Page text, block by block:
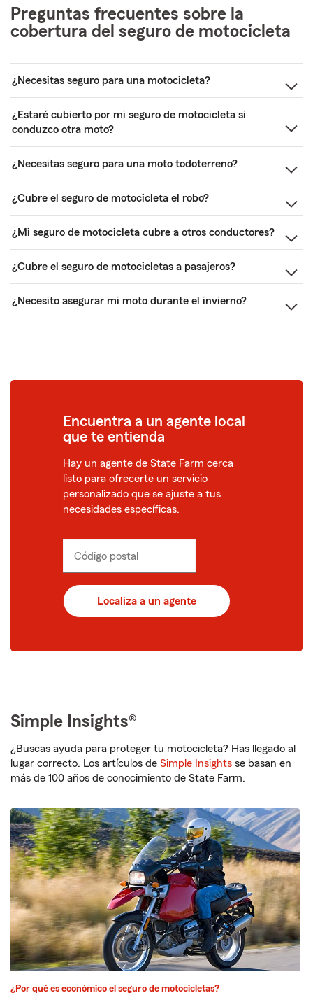
Preguntas frecuentes sobre la
cobertura del seguro de motocicleta
¿Necesitas seguro para una motocicleta?
¿Estaré cubierto por mi seguro de motocicleta si
conduzco otra moto?
¿Necesitas seguro para una moto todoterreno?
¿Cubre el seguro de motocicleta el robo?
¿Mi seguro de motocicleta cubre a otros conductores?
¿Cubre el seguro de motocicletas a pasajeros?
¿Necesito asegurar mi moto durante el invierno?
Encuentra a un agente local
que te entienda
Hay un agente de State Farm cerca
listo para ofrecerte un servicio
personalizado que se ajuste a tus
necesidades específicas.
Código postal
de
5
_____
Localiza a un agente
Simple Insights®
¿Buscas ayuda para proteger tu motocicleta? Has llegado al
lugar correcto. Los artículos de Simple Insights se basan en
más de 100 años de conocimiento de State Farm.
¿Por qué es económico el seguro de motocicletas?